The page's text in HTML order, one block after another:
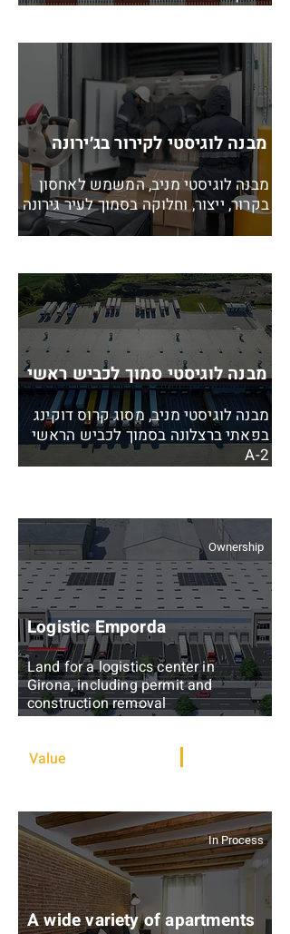
מבנה לוגיסטי לקירור בג׳ירונה
מבנה לוגיסטי מניב, המשמש לאחסון
בקרור, ייצור, וחלוקה בסמוך לעיר גירונה
מבנה לוגיסטי סמוך לכביש ראשי
מבנה לוגיסטי מניב, מסוג קרוס דוקינג
בפאתי ברצלונה בסמוך לכביש הראשי
A-2
Ownership
Logistic Emporda
Land for a logistics center in
Girona, including permit and
construction removal
Value
In Process
A wide variety of apartments